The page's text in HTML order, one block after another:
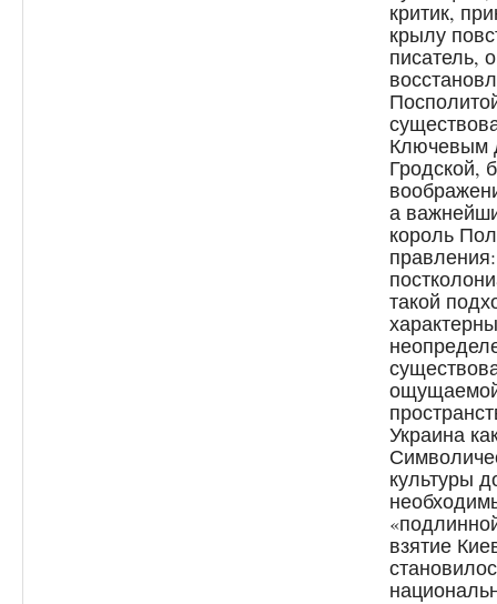
критик,
крылу
писатель,
Ключевым
Гродской,
а
король
такой
Украина
культуры
взятие